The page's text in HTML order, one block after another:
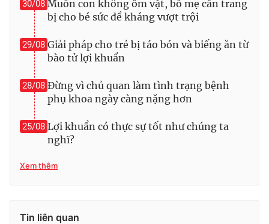
30/08 Muốn con không ốm vặt, bố mẹ cần trang
bị cho bé sức đề kháng vượt trội
29/08 Giải pháp cho trẻ bị táo bón và biếng ăn từ
bào tử lợi khuẩn
28/08 Đừng vì chủ quan làm tình trạng bệnh
phụ khoa ngày càng nặng hơn
25/08 Lợi khuẩn có thực sự tốt như chúng ta
nghĩ?
Xem thêm
Tin liên quan